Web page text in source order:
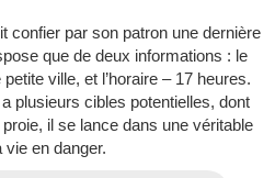
confier par son patron une dernière
que de deux informations : le
ville, et l’horaire – 17 heures.
plusieurs cibles potentielles, dont
proie, il se lance dans une véritable
vie en danger.